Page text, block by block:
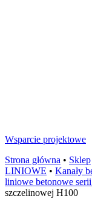
Wsparcie projektowe
Strona główna • Sklep
LINIOWE • Kanały
liniowe betonowe
szczelinowej H100